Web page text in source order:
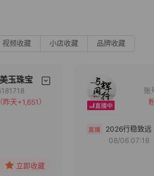
视频收藏 小店收藏 品牌收藏
玉珠宝
M5181718
（昨天+1,651）
立即收藏
2026行稳致远
08/06 07:18